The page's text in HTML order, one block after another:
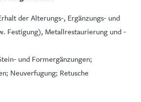
der Alterungs-, Ergänzungs- und
Festigung), Metallrestaurierung und -
und Formergänzungen;
Neuverfugung; Retusche